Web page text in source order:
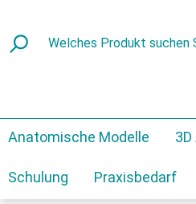
Anatomische Modelle
Schulung Praxisbedarf